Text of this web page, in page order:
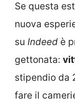
Se questa
nuova
su Indeed è
gettonata:
stipendio da
fare il